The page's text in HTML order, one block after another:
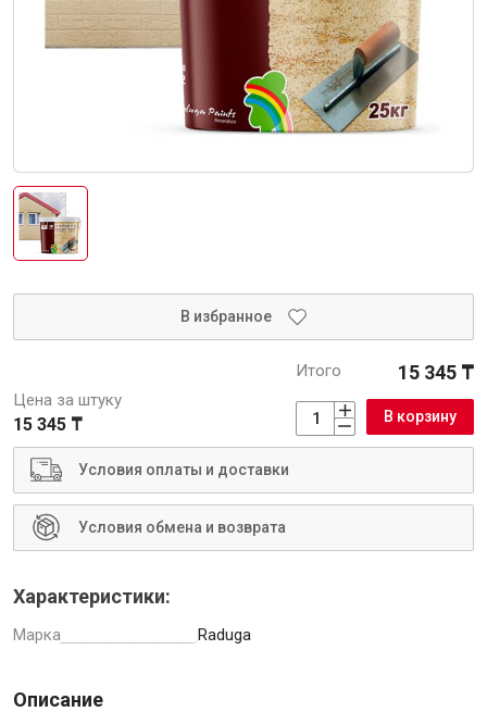
В избранное
Цена за штуку
15 345 ₸
Итого 15 345 ₸
В корзину
Условия оплаты и доставки
Условия обмена и возврата
Характеристики:
Марка Raduga
Описание
Герметики
Клеи, жидкие гвозди
Водоснабжение и водоотведение
Электро-оборудование
Инструменты
Малярный инструмент
Специализированный инструмент
Инструмент для штукатурно-отделочных работ